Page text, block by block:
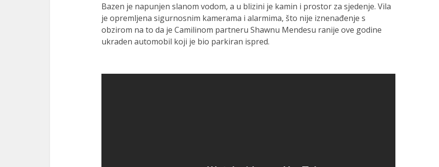
Bazen je napunjen slanom vodom, a u blizini je kamin i prostor za sjedenje. Vila
je opremljena sigurnosnim kamerama i alarmima, što nije iznenađenje s
obzirom na to da je Camilinom partneru Shawnu Mendesu ranije ove godine
ukraden automobil koji je bio parkiran ispred.